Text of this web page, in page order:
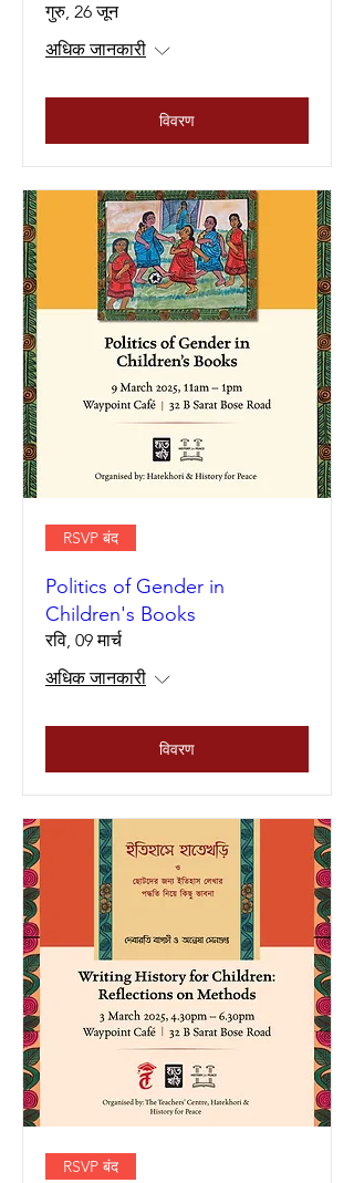
गुरु, 26 जून
अधिक जानकारी
विवरण
RSVP बंद
Politics of Gender in
Children's Books
रवि, 09 मार्च
अधिक जानकारी
विवरण
RSVP बंद